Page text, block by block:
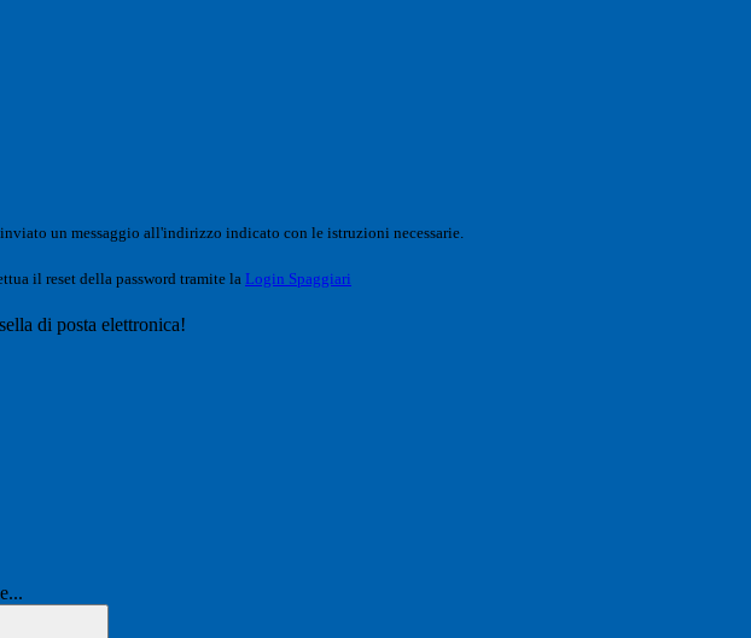
un messaggio all'indirizzo indicato con le istruzioni necessarie.
il reset della password tramite la Login Spaggiari
di posta elettronica!